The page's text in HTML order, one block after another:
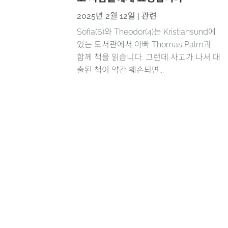
2025년 2월 12일 | 관련
Sofia(6)와 Theodor(4)는 Kristiansund에
있는 도서관에서 아빠 Thomas Palm과
함께 책을 읽습니다. 그런데 사고가 나서 대
출된 책이 약간 훼손되면...